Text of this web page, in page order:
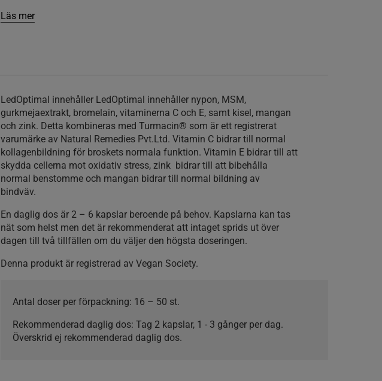
Läs mer
LedOptimal innehåller LedOptimal innehåller nypon, MSM,
gurkmejaextrakt, bromelain, vitaminerna C och E, samt kisel, mangan
och zink. Detta kombineras med Turmacin® som är ett registrerat
varumärke av Natural Remedies Pvt.Ltd. Vitamin C bidrar till normal
kollagenbildning för broskets normala funktion. Vitamin E bidrar till att
skydda cellerna mot oxidativ stress, zink bidrar till att bibehålla
normal benstomme och mangan bidrar till normal bildning av
bindväv.
En daglig dos är 2 – 6 kapslar beroende på behov. Kapslarna kan tas
nät som helst men det är rekommenderat att intaget sprids ut över
dagen till två tillfällen om du väljer den högsta doseringen.
Denna produkt är registrerad av Vegan Society.
Antal doser per förpackning: 16 – 50 st.
Rekommenderad daglig dos: Tag 2 kapslar, 1 - 3 gånger per dag.
Överskrid ej rekommenderad daglig dos.